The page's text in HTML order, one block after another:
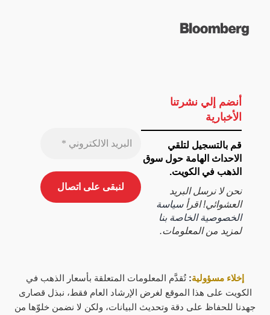
أنضم إلي نشرتنا
الأخبارية
قم بالتسجيل لتلقي
الاحداث الهامة حول سوق
الذهب في الكويت.
نحن لا نرسل البريد
العشوائي! اقرأسياسة
الخصوصية الخاصة بنا
لمزيد من المعلومات.
إخلاء مسؤولية: تُقدَّم المعلومات المتعلقة بأسعار الذهب في
الكويت على هذا الموقع لغرض الإرشاد العام فقط، نبذل قصارى
جهدنا للحفاظ على دقة وتحديث البيانات، ولكن لا نضمن خلوّها من